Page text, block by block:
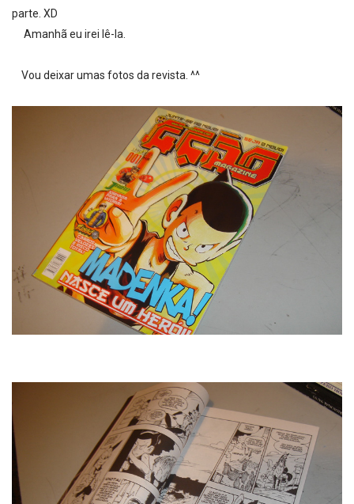
parte. XD
Amanhã eu irei lê-la.
Vou deixar umas fotos da revista. ^^